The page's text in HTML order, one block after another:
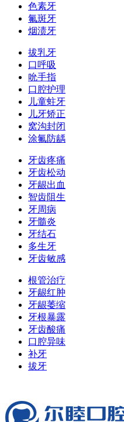
色素牙
氟斑牙
烟渍牙
拔乳牙
口呼吸
吮手指
口腔护理
儿童蛀牙
儿牙矫正
窝沟封闭
涂氟防龋
牙齿疼痛
牙齿松动
牙龈出血
智齿阻生
牙周病
牙髓炎
牙结石
多生牙
牙齿敏感
根管治疗
牙龈红肿
牙龈萎缩
牙根暴露
牙齿酸痛
口腔异味
补牙
拔牙